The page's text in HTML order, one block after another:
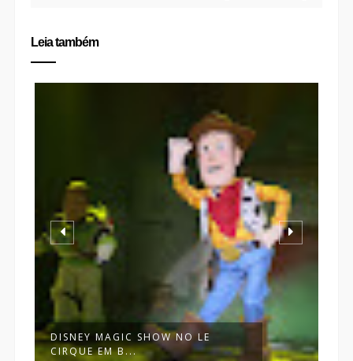
Leia também
DISNEY MAGIC SHOW NO LE
CIRQUE EM B...